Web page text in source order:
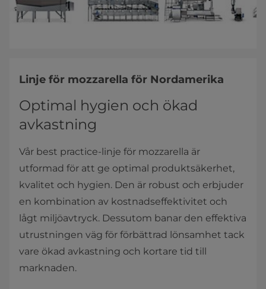
Linje för mozzarella för Nordamerika
Optimal hygien och ökad
avkastning
Vår best practice-linje för mozzarella är
utformad för att ge optimal produktsäkerhet,
kvalitet och hygien. Den är robust och erbjuder
en kombination av kostnadseffektivitet och
lågt miljöavtryck. Dessutom banar den effektiva
utrustningen väg för förbättrad lönsamhet tack
vare ökad avkastning och kortare tid till
marknaden.